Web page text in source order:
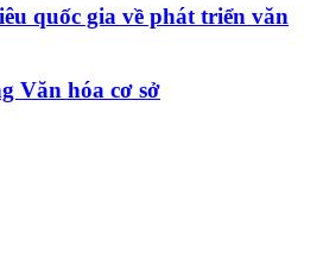
quốc gia về phát triển văn
Văn hóa cơ sở